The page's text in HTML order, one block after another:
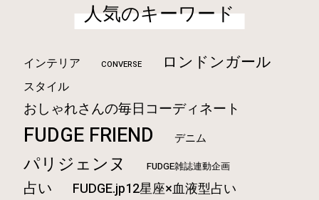
人気のキーワード
インテリア CONVERSE ロンドンガール
スタイル
おしゃれさんの毎日コーディネート
FUDGE FRIEND デニム
パリジェンヌ FUDGE雑誌連動企画
占い FUDGE.jp12星座×血液型占い